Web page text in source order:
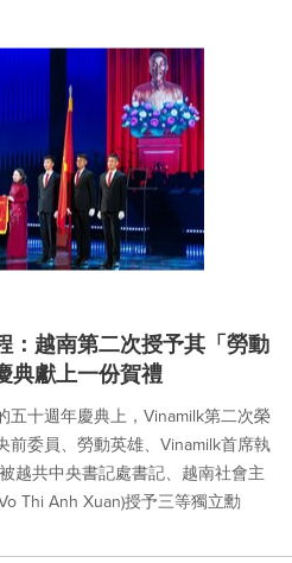
越南第二次授予其「勞動
典獻上一份賀禮
十週年慶典上，Vinamilk第二次榮
前委員、勞動英雄、Vinamilk首席執
越共中央書記處書記、越南社會主
Thi Anh Xuan)授予三等獨立勳